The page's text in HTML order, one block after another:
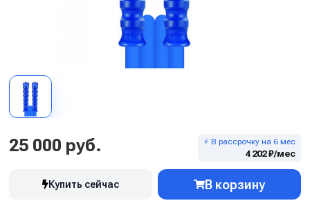
25 000 руб. ⚡ В рассрочку на 6 мес
4 202 ₽/мес
Купить сейчас В корзину